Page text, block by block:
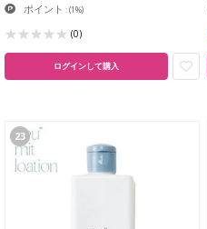
ポイント :(1%)
(0)
ログインして購入
23